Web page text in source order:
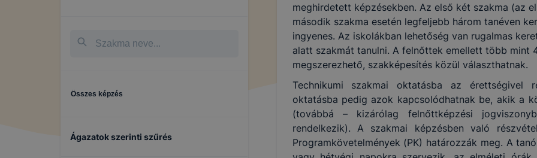
Összes képzés
Ágazatok szerinti szűrés
meghirdetett képzésekben. Az első két szakma (az
második szakma esetén legfeljebb három tanéven
ingyenes. Az iskolákban lehetőség van rugalmas
alatt szakmát tanulni. A felnőttek emellett több mint
megszerezhető, szakképesítés közül választhatnak.
Technikumi szakmai oktatásba az érettségivel
oktatásba pedig azok kapcsolódhatnak be, akik a
(továbbá – kizárólag felnőttképzési
rendelkezik). A szakmai képzésben való
Programkövetelmények (PK) határozzák meg. A